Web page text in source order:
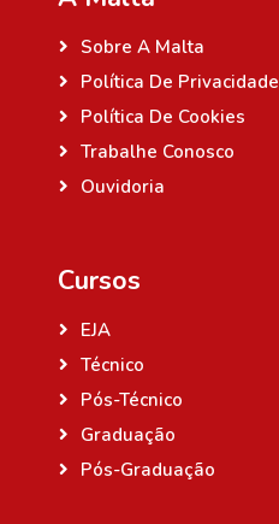
Sobre A Malta
Política De Privacidade
Política De Cookies
Trabalhe Conosco
Ouvidoria
Cursos
EJA
Técnico
Pós-Técnico
Graduação
Pós-Graduação